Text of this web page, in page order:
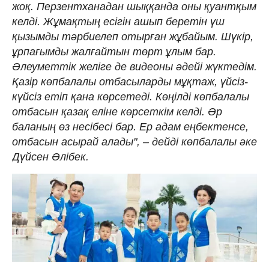
жоқ. Перзентханадан шыққанда оны қуантқым
келді. Жұмақтың есігін ашып беретін үш
қызымды тәрбиелеп отырған жұбайым. Шүкір,
ұрпағымды жалғайтын төрт ұлым бар.
Әлеуметтік желіге де видеоны әдейі жүктедім.
Қазір көпбалалы отбасыларды мұқтаж, үйсіз-
күйсіз етіп қана көрсетеді. Көңілді көпбалалы
отбасын қазақ еліне көрсеткім келді. Әр
баланың өз несібесі бар. Ер адам еңбектенсе,
отбасын асырай алады", – дейді көпбалалы әке
Дүйсен Әлібек.